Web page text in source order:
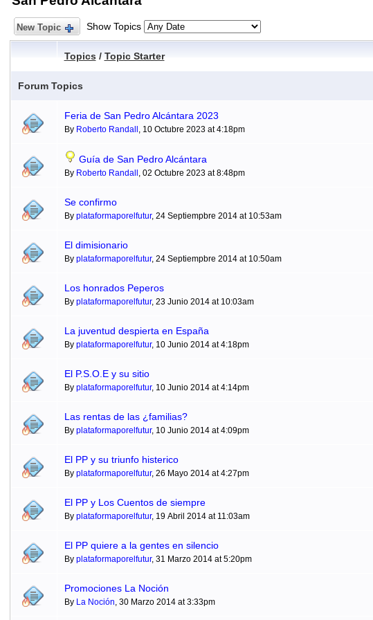
New Topic Show Topics
Topics / Topic Starter
Forum Topics
Feria de San Pedro Alcántara 2023
By Roberto Randall , 10 Octubre 2023 at 4:18pm
Guía de San Pedro Alcántara
By Roberto Randall , 02 Octubre 2023 at 8:48pm
Se confirmo
By plataformaporelfutur, 24 Septiempbre 2014 at 10:53am
El dimisionario
By plataformaporelfutur, 24 Septiempbre 2014 at 10:50am
Los honrados Peperos
By plataformaporelfutur, 23 Junio 2014 at 10:03am
La juventud despierta en España
By plataformaporelfutur, 10 Junio 2014 at 4:18pm
El P.S.O.E y su sitio
By plataformaporelfutur, 10 Junio 2014 at 4:14pm
Las rentas de las ¿familias?
By plataformaporelfutur, 10 Junio 2014 at 4:09pm
El PP y su triunfo histerico
By plataformaporelfutur, 26 Mayo 2014 at 4:27pm
El PP y Los Cuentos de siempre
By plataformaporelfutur, 19 Abril 2014 at 11:03am
El PP quiere a la gentes en silencio
By plataformaporelfutur, 31 Marzo 2014 at 5:20pm
Promociones La Noción
By La Noción, 30 Marzo 2014 at 3:33pm